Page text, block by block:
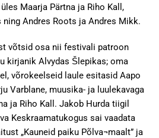
Maarja Pärtna ja Riho Kall,
Andres Roots ja Andres Mikk.
võtsid osa nii festivali patroon
kirjanik Alvydas Šlepikas; oma
võrokeelseid laule esitasid Aapo
Varblane, muusika- ja luulekavaga
ja Riho Kall. Jakob Hurda tiigil
Keskraamatukogus sai vaadata
„Kauneid paiku Põlva¬maalt” ja